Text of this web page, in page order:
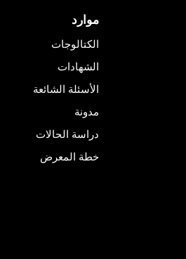
موارد
الكتالوجات
الشهادات
الأسئلة الشائعة
مدونة
دراسة الحالات
خطة المعرض